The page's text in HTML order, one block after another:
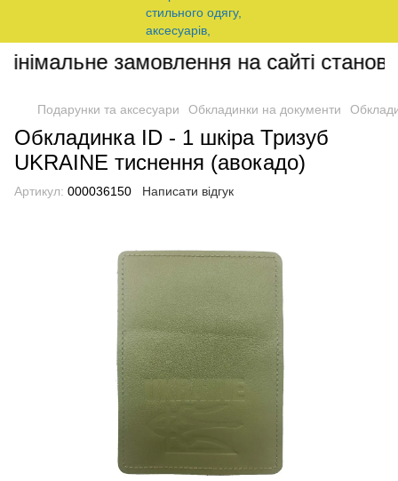
замовлення на сайті
Подарунки та аксесуари Обкладинки на документи
Обкладинка ID - 1 шкіра Тризуб
UKRAINE тиснення (авокадо)
Артикул: 000036150 Написати відгук